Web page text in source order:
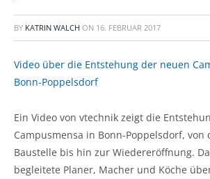
BY KATRIN WALCH ON 16. FEBRUAR 2017
Video über die Entstehung der neuen
Bonn-Poppelsdorf
Ein Video von vtechnik zeigt die
Campusmensa in Bonn-Poppelsdorf, von
Baustelle bis hin zur Wiedereröffnung.
begleitete Planer, Macher und Köche